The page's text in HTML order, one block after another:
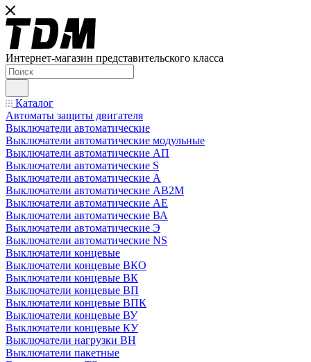
Интернет-магазин представительского класса
Каталог
Автоматы защиты двигателя
Выключатели автоматические
Выключатели автоматические модульные
Выключатели автоматические АП
Выключатели автоматические S
Выключатели автоматические А
Выключатели автоматические АВ2М
Выключатели автоматические АЕ
Выключатели автоматические ВА
Выключатели автоматические Э
Выключатели автоматические NS
Выключатели концевые
Выключатели концевые ВКО
Выключатели концевые ВК
Выключатели концевые ВП
Выключатели концевые ВПК
Выключатели концевые ВУ
Выключатели концевые КУ
Выключатели нагрузки ВН
Выключатели пакетные